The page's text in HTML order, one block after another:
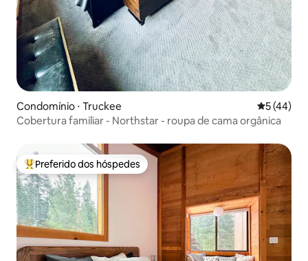
Condomínio ⋅ Truckee 5 de uma
5 (44)
Cobertura familiar - Northstar - roupa de cama orgânica
Entre os melhores preferidos dos hóspedes
Preferido dos hóspedes